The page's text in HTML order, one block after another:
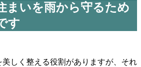
まいを雨から守るため
す
しく整える役割がありますが、それ